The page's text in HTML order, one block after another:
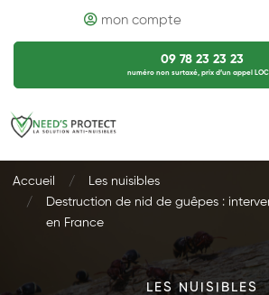
mon compte
09 78 23 23 23
numéro non surtaxé, prix d’un appel
Accueil
Les nuisibles
Destruction de nid de guêpes :
en France
LES NUISIBLES